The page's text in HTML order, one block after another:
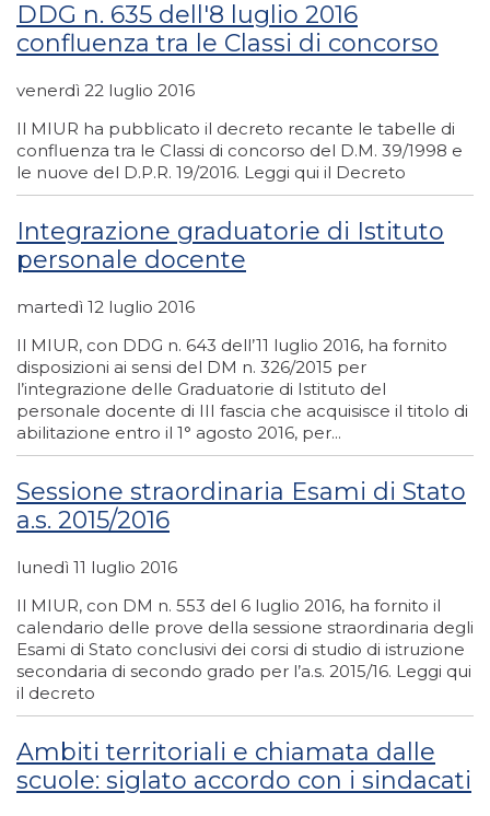
DDG n. 635 dell'8 luglio 2016
confluenza tra le Classi di concorso
venerdì 22 luglio 2016
Il MIUR ha pubblicato il decreto recante le tabelle di
confluenza tra le Classi di concorso del D.M. 39/1998 e
le nuove del D.P.R. 19/2016. Leggi qui il Decreto
Integrazione graduatorie di Istituto
personale docente
martedì 12 luglio 2016
Il MIUR, con DDG n. 643 dell’11 luglio 2016, ha fornito
disposizioni ai sensi del DM n. 326/2015 per
l’integrazione delle Graduatorie di Istituto del
personale docente di III fascia che acquisisce il titolo di
abilitazione entro il 1° agosto 2016, per...
Sessione straordinaria Esami di Stato
a.s. 2015/2016
lunedì 11 luglio 2016
Il MIUR, con DM n. 553 del 6 luglio 2016, ha fornito il
calendario delle prove della sessione straordinaria degli
Esami di Stato conclusivi dei corsi di studio di istruzione
secondaria di secondo grado per l’a.s. 2015/16. Leggi qui
il decreto
Ambiti territoriali e chiamata dalle
scuole: siglato accordo con i sindacati